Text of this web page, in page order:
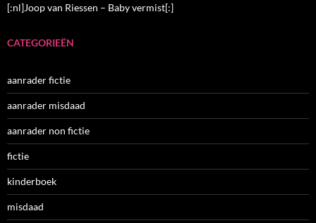
[:nl]Joop van Riessen – Baby vermist[:]
CATEGORIEËN
aanrader fictie
aanrader misdaad
aanrader non fictie
fictie
kinderboek
misdaad